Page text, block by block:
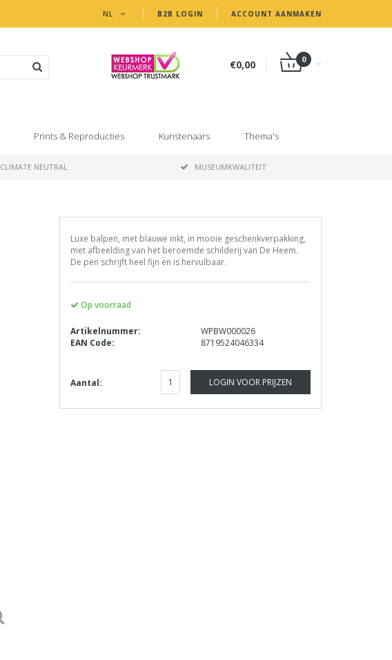
B2B LOGIN ACCOUNT AANMAKEN
NL
€0,00 0
Prints & Reproducties Kunstenaars Thema's
CLIMATE NEUTRAL MUSEUMKWALITEIT
Luxe balpen, met blauwe inkt, in mooie geschenkverpakking,
met afbeelding van het beroemde schilderij van De Heem.
De pen schrijft heel fijn en is hervulbaar.
Op voorraad
Artikelnummer:
WPBW000026
EAN Code:
8719524046334
Aantal: LOGIN VOOR PRIJZEN